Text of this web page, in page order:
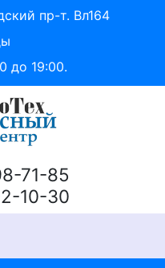
пр-т. Вл164
до 19:00.
71-85
10-30